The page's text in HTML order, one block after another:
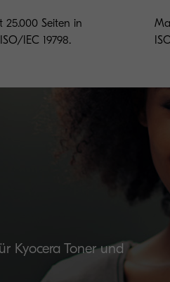
25.000 Seiten in
IEC 19798.
Kyocera Toner und